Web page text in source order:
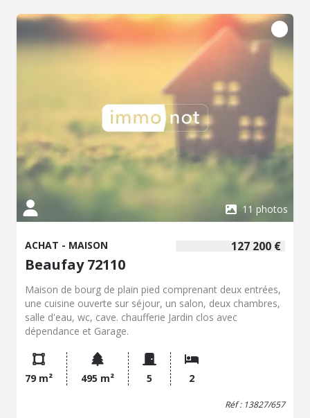
11 photos
127 200 €
ACHAT - MAISON
Beaufay 72110
Maison de bourg de plain pied comprenant deux entrées,
une cuisine ouverte sur séjour, un salon, deux chambres,
salle d'eau, wc, cave. chaufferie Jardin clos avec
dépendance et Garage.
79 m² 495 m² 5 2
Réf : 13827/657